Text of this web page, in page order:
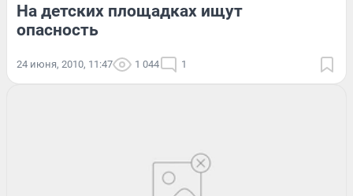
На детских площадках ищут
опасность
24 июня, 2010, 11:47 1 044 1